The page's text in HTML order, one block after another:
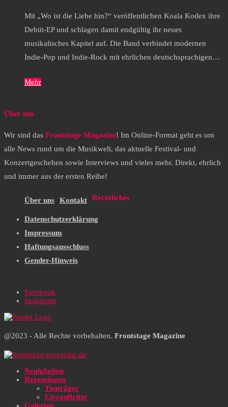
Mit „Wo ist die Liebe hin?“ veröffentlichen Koala Kodex ihre
Debüt-EP und schlagen damit endgültig ihr neues
musikalisches Kapitel auf. Die Band verbindet modernen
Indie-Pop und Indie-Rock mit ehrlichen deutschsprachigen…
Mehr
Über uns
Wir sind das Frontstage Magazine! Im Online-Format geht es um
alle News rund um die Musikwelt, das aktuelle Festival- und
Konzertgeschehen sowie Interviews und vieles mehr. Direkt, ehrlich
und immer aus der ersten Reihe!
Über uns Kontakt Rechtliches
Datenschutzerklärung
Impressum
Haftungsausschluss
Gender-Hinweis
Facebook
Instagram
@2023 - Alle Rechte vorbehalten. Frontstage Magazine
Neuigkeiten
Rezensionen
Tonträger
Liveauftritte